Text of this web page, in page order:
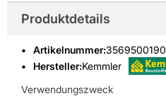
Produktdetails
Artikelnummer:3569500190
Hersteller:Kemmler
Verwendungszweck